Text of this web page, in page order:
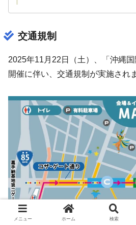
交通規制
2025年11月22日（土）、「沖縄
開催に伴い、交通規制が実施され
メニュー ホーム 検索